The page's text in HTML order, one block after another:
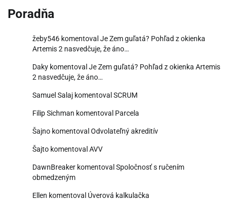
Poradňa
žeby546 komentoval Je Zem guľatá? Pohľad z okienka
Artemis 2 nasvedčuje, že áno…
Daky komentoval Je Zem guľatá? Pohľad z okienka Artemis
2 nasvedčuje, že áno…
Samuel Salaj komentoval SCRUM
Filip Sichman komentoval Parcela
Šajno komentoval Odvolateľný akreditív
Šajto komentoval AVV
DawnBreaker komentoval Spoločnosť s ručením
obmedzeným
Ellen komentoval Úverová kalkulačka